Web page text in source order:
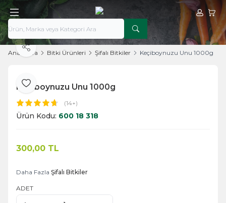
Hesabım
Ana Sayfa Bitki Ürünleri Şifalı Bitkiler Keçiboynuzu Unu 1000g
Favoriye Ekle
Paylaş
Keçiboynuzu Unu 1000g
(14+)
Ürün Kodu: 600 18 318
300,00 TL
Daha Fazla Şifalı Bitkiler
ADET